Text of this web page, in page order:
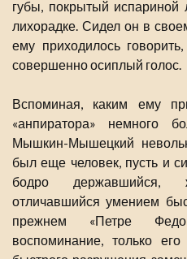
губы, покрытый испариной
лихорадке. Сидел он в
ему приходилось
совершенно осиплый голос.
Вспоминая, каким ему
«анпиратора» немного
Мышкин-Мышецкий
был еще человек, пусть и
бодро
отличавшийся умением
прежнем «Петре
воспоминание, только